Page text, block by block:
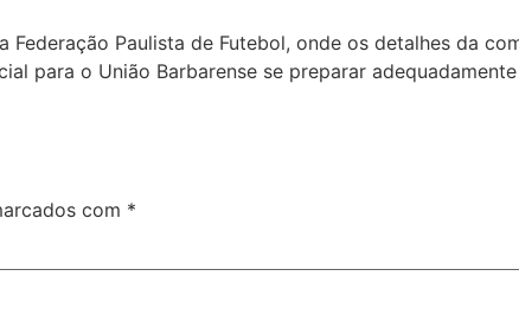
Paulista de Futebol, onde os detalhes da
para o União Barbarense se preparar
com *